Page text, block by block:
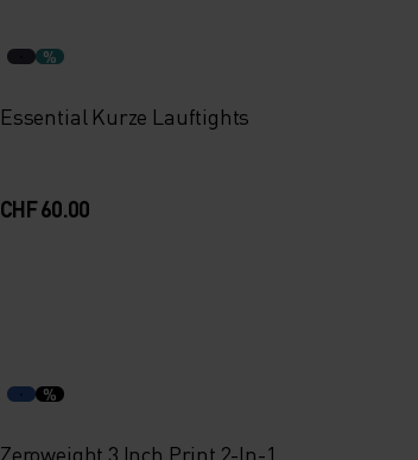
%
Essential Kurze Lauftights
CHF 60.00
%
Zeroweight 3 Inch Print 2-In-1